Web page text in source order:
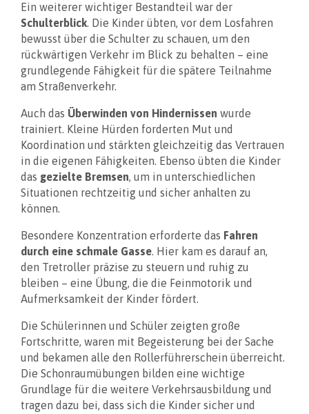
Ein weiterer wichtiger Bestandteil war der
Schulterblick. Die Kinder übten, vor dem Losfahren
bewusst über die Schulter zu schauen, um den
rückwärtigen Verkehr im Blick zu behalten – eine
grundlegende Fähigkeit für die spätere Teilnahme
am Straßenverkehr.
Auch das Überwinden von Hindernissen wurde
trainiert. Kleine Hürden forderten Mut und
Koordination und stärkten gleichzeitig das Vertrauen
in die eigenen Fähigkeiten. Ebenso übten die Kinder
das gezielte Bremsen, um in unterschiedlichen
Situationen rechtzeitig und sicher anhalten zu
können.
Besondere Konzentration erforderte das Fahren
durch eine schmale Gasse. Hier kam es darauf an,
den Tretroller präzise zu steuern und ruhig zu
bleiben – eine Übung, die die Feinmotorik und
Aufmerksamkeit der Kinder fördert.
Die Schülerinnen und Schüler zeigten große
Fortschritte, waren mit Begeisterung bei der Sache
und bekamen alle den Rollerführerschein überreicht.
Die Schonraumübungen bilden eine wichtige
Grundlage für die weitere Verkehrsausbildung und
tragen dazu bei, dass sich die Kinder sicher und